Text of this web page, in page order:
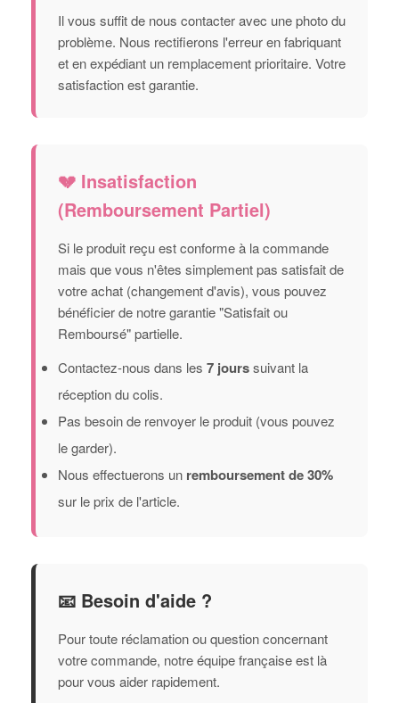
Il vous suffit de nous contacter avec une photo du
problème. Nous rectifierons l'erreur en fabriquant
et en expédiant un remplacement prioritaire. Votre
satisfaction est garantie.
💔 Insatisfaction
(Remboursement Partiel)
Si le produit reçu est conforme à la commande
mais que vous n'êtes simplement pas satisfait de
votre achat (changement d'avis), vous pouvez
bénéficier de notre garantie "Satisfait ou
Remboursé" partielle.
Contactez-nous dans les 7 jourssuivant la
réception du colis.
Pas besoin de renvoyer le produit (vous pouvez
le garder).
Nous effectuerons un remboursement de 30%
sur le prix de l'article.
📧 Besoin d'aide ?
Pour toute réclamation ou question concernant
votre commande, notre équipe française est là
pour vous aider rapidement.